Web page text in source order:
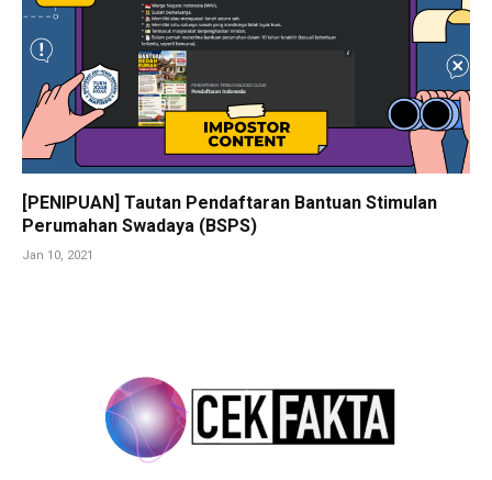
[PENIPUAN] Tautan Pendaftaran Bantuan Stimulan
Perumahan Swadaya (BSPS)
Jan 10, 2021